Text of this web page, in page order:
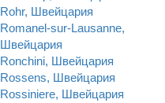
Rohr, Швейцария
Romanel-sur-Lausanne,
Швейцария
Ronchini, Швейцария
Rossens, Швейцария
Rossiniere, Швейцария